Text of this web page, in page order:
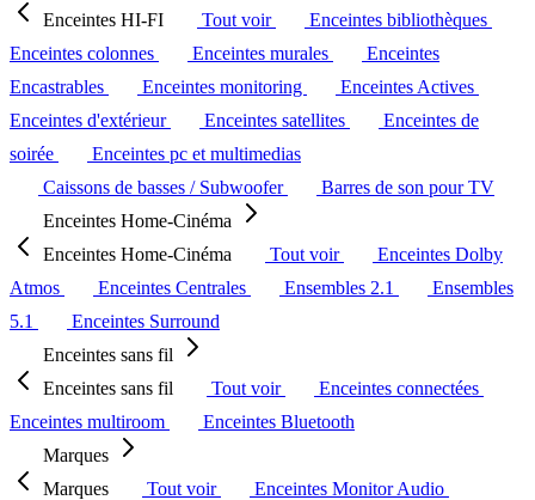
Enceintes HI-FI
Tout voir
Enceintes bibliothèques
Enceintes colonnes
Enceintes murales
Enceintes
Encastrables
Enceintes monitoring
Enceintes Actives
Enceintes d'extérieur
Enceintes satellites
Enceintes de
soirée
Enceintes pc et multimedias
Caissons de basses / Subwoofer
Barres de son pour TV
Enceintes Home-Cinéma
Enceintes Home-Cinéma
Tout voir
Enceintes Dolby
Atmos
Enceintes Centrales Ensembles 2.1
Ensembles
5.1
Enceintes Surround
Enceintes sans fil
Enceintes sans fil
Tout voir
Enceintes connectées
Enceintes multiroom
Enceintes Bluetooth
Marques
Marques
Tout voir
Enceintes Monitor Audio